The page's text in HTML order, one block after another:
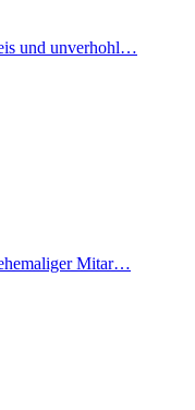
und unverhohl…
Mitar…